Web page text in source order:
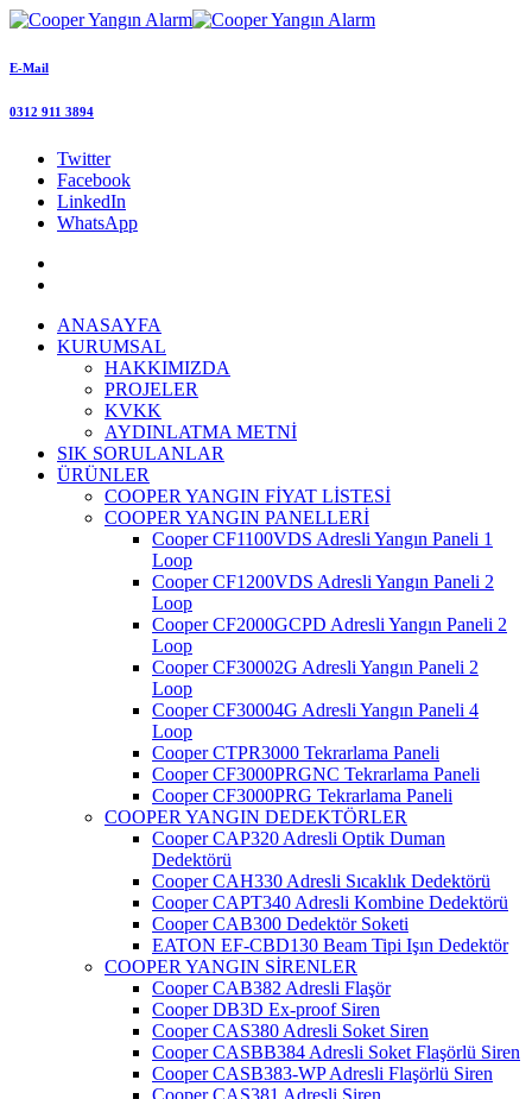
E-Mail
0312 911 3894
Twitter
Facebook
LinkedIn
WhatsApp
ANASAYFA
KURUMSAL
HAKKIMIZDA
PROJELER
KVKK
AYDINLATMA METNİ
SIK SORULANLAR
ÜRÜNLER
COOPER YANGIN FİYAT LİSTESİ
COOPER YANGIN PANELLERİ
Cooper CF1100VDS Adresli Yangın Paneli 1
Loop
Cooper CF1200VDS Adresli Yangın Paneli 2
Loop
Cooper CF2000GCPD Adresli Yangın Paneli 2
Loop
Cooper CF30002G Adresli Yangın Paneli 2
Loop
Cooper CF30004G Adresli Yangın Paneli 4
Loop
Cooper CTPR3000 Tekrarlama Paneli
Cooper CF3000PRGNC Tekrarlama Paneli
Cooper CF3000PRG Tekrarlama Paneli
COOPER YANGIN DEDEKTÖRLER
Cooper CAP320 Adresli Optik Duman
Dedektörü
Cooper CAH330 Adresli Sıcaklık Dedektörü
Cooper CAPT340 Adresli Kombine Dedektörü
Cooper CAB300 Dedektör Soketi
EATON EF-CBD130 Beam Tipi Işın Dedektör
COOPER YANGIN SİRENLER
Cooper CAB382 Adresli Flaşör
Cooper DB3D Ex-proof Siren
Cooper CAS380 Adresli Soket Siren
Cooper CASBB384 Adresli Soket Flaşörlü Siren
Cooper CASB383-WP Adresli Flaşörlü Siren
Cooper CAS381 Adresli Siren